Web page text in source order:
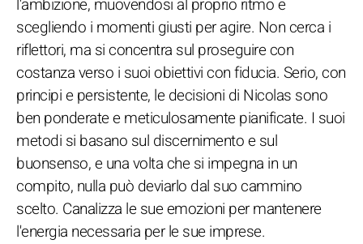
scegliendo i momenti giusti per agire. Non cerca i
riflettori, ma si concentra sul proseguire con
costanza verso i suoi obiettivi con fiducia. Serio, con
principi e persistente, le decisioni di Nicolas sono
ben ponderate e meticulosamente pianificate. I suoi
metodi si basano sul discernimento e sul
buonsenso, e una volta che si impegna in un
compito, nulla può deviarlo dal suo cammino
scelto. Canalizza le sue emozioni per mantenere
l'energia necessaria per le sue imprese.